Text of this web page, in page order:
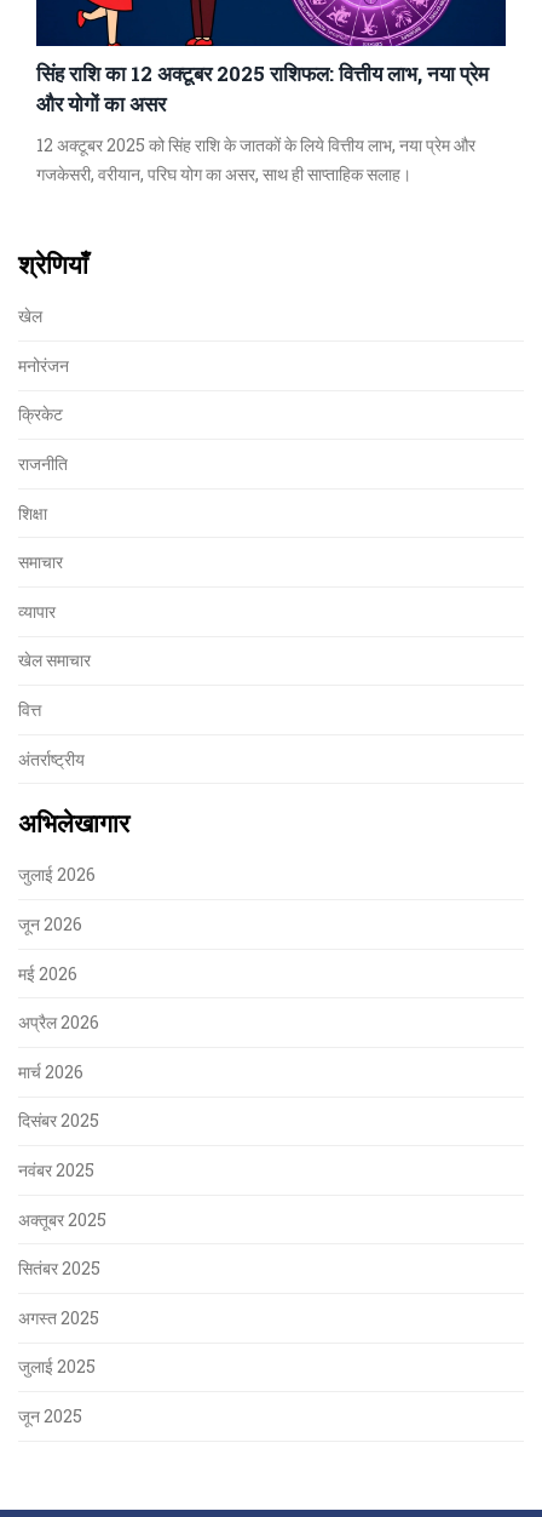
सिंह राशि का 12 अक्टूबर 2025 राशिफल: वित्तीय लाभ, नया प्रेम
और योगों का असर
12 अक्टूबर 2025 को सिंह राशि के जातकों के लिये वित्तीय लाभ, नया प्रेम और
गजकेसरी, वरीयान, परिघ योग का असर, साथ ही साप्ताहिक सलाह।
श्रेणियाँ
खेल
मनोरंजन
क्रिकेट
राजनीति
शिक्षा
समाचार
व्यापार
खेल समाचार
वित्त
अंतर्राष्ट्रीय
अभिलेखागार
जुलाई 2026
जून 2026
मई 2026
अप्रैल 2026
मार्च 2026
दिसंबर 2025
नवंबर 2025
अक्तूबर 2025
सितंबर 2025
अगस्त 2025
जुलाई 2025
जून 2025